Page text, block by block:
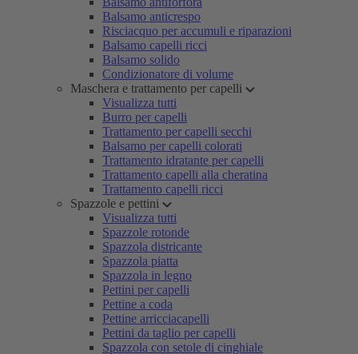
Balsamo anticrespo
Risciacquo per accumuli e riparazioni
Balsamo capelli ricci
Balsamo solido
Condizionatore di volume
Maschera e trattamento per capelli
Visualizza tutti
Burro per capelli
Trattamento per capelli secchi
Balsamo per capelli colorati
Trattamento idratante per capelli
Trattamento capelli alla cheratina
Trattamento capelli ricci
Spazzole e pettini
Visualizza tutti
Spazzole rotonde
Spazzola districante
Spazzola piatta
Spazzola in legno
Pettini per capelli
Pettine a coda
Pettine arricciacapelli
Pettini da taglio per capelli
Spazzola con setole di cinghiale